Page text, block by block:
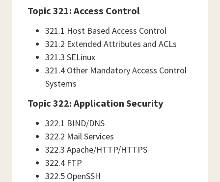
Topic 321: Access Control
321.1 Host Based Access Control
321.2 Extended Attributes and ACLs
321.3 SELinux
321.4 Other Mandatory Access Control
Systems
Topic 322: Application Security
322.1 BIND/DNS
322.2 Mail Services
322.3 Apache/HTTP/HTTPS
322.4 FTP
322.5 OpenSSH